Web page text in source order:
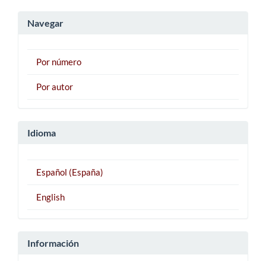
Navegar
Por número
Por autor
Idioma
Español (España)
English
Información